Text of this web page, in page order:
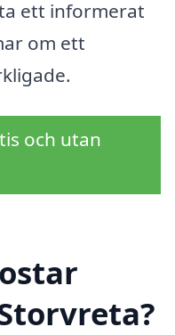
ett informerat
om ett
och utan